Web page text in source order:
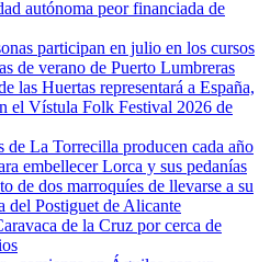
autónoma peor financiada de
participan en julio en los cursos
de verano de Puerto Lumbreras
las Huertas representará a España,
el Vístula Folk Festival 2026 de
La Torrecilla producen cada año
embellecer Lorca y sus pedanías
de dos marroquíes de llevarse a su
del Postiguet de Alicante
de la Cruz por cerca de